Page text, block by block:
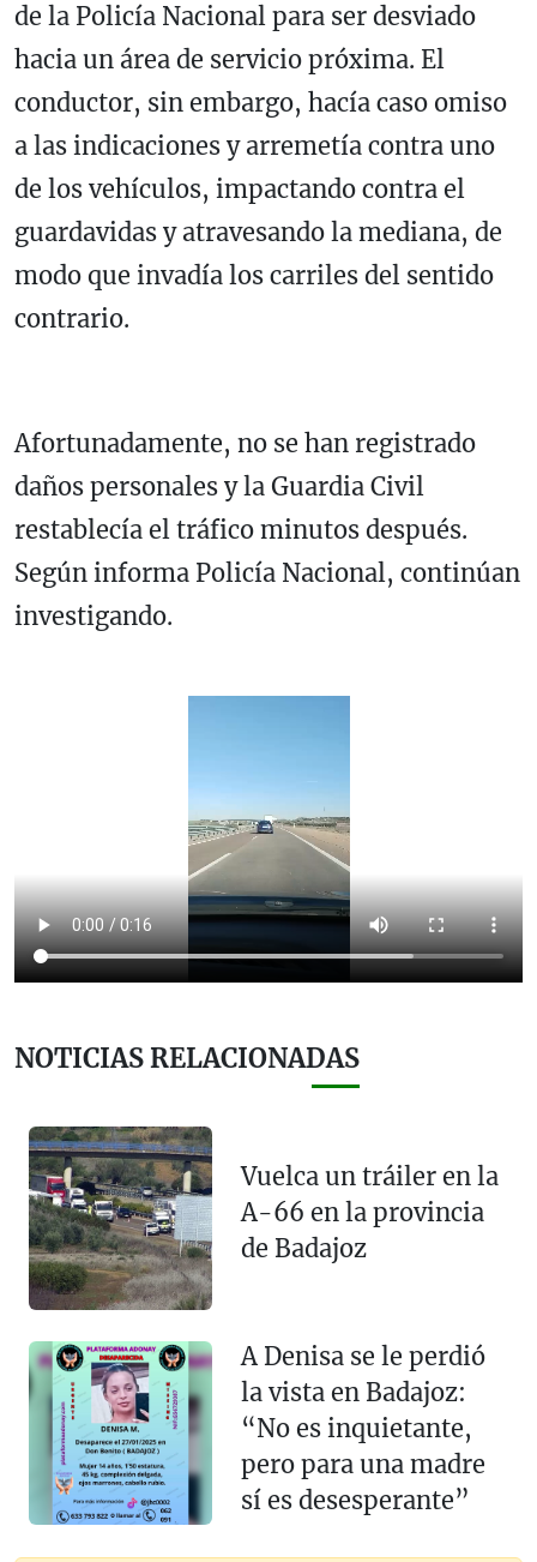
de la Policía Nacional para ser desviado
hacia un área de servicio próxima. El
conductor, sin embargo, hacía caso omiso
a las indicaciones y arremetía contra uno
de los vehículos, impactando contra el
guardavidas y atravesando la mediana, de
modo que invadía los carriles del sentido
contrario.
Afortunadamente, no se han registrado
daños personales y la Guardia Civil
restablecía el tráfico minutos después.
Según informa Policía Nacional, continúan
investigando.
NOTICIAS RELACIONADAS
Vuelca un tráiler en la
A-66 en la provincia
de Badajoz
A Denisa se le perdió
la vista en Badajoz:
“No es inquietante,
pero para una madre
sí es desesperante”